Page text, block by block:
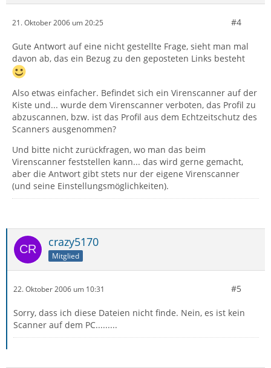
21. Oktober 2006 um 20:25 #4
Gute Antwort auf eine nicht gestellte Frage, sieht man mal
davon ab, das ein Bezug zu den geposteten Links besteht
Also etwas einfacher. Befindet sich ein Virenscanner auf der
Kiste und... wurde dem Virenscanner verboten, das Profil zu
abzuscannen, bzw. ist das Profil aus dem Echtzeitschutz des
Scanners ausgenommen?
Und bitte nicht zurückfragen, wo man das beim
Virenscanner feststellen kann... das wird gerne gemacht,
aber die Antwort gibt stets nur der eigene Virenscanner
(und seine Einstellungsmöglichkeiten).
crazy5170
Mitglied
22. Oktober 2006 um 10:31 #5
Sorry, dass ich diese Dateien nicht finde. Nein, es ist kein
Scanner auf dem PC.........